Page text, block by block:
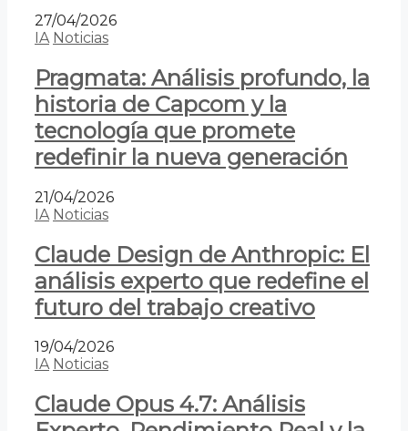
27/04/2026
IA Noticias
Pragmata: Análisis profundo, la
historia de Capcom y la
tecnología que promete
redefinir la nueva generación
21/04/2026
IA Noticias
Claude Design de Anthropic: El
análisis experto que redefine el
futuro del trabajo creativo
19/04/2026
IA Noticias
Claude Opus 4.7: Análisis